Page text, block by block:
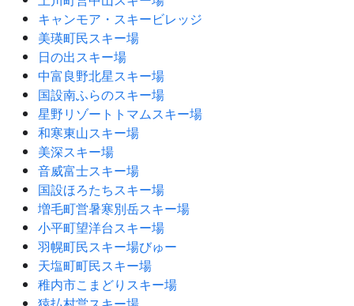
キャンモア・スキービレッジ
美瑛町民スキー場
日の出スキー場
中富良野北星スキー場
国設南ふらのスキー場
星野リゾートトマムスキー場
和寒東山スキー場
美深スキー場
音威富士スキー場
国設ほろたちスキー場
増毛町営暑寒別岳スキー場
小平町望洋台スキー場
羽幌町民スキー場びゅー
天塩町町民スキー場
稚内市こまどりスキー場